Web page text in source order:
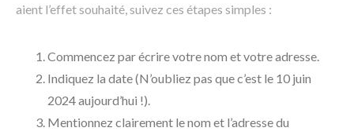
aient l’effet souhaité, suivez ces étapes simples :
Commencez par écrire votre nom et votre adresse.
Indiquez la date (N’oubliez pas que c’est le 10 juin
2024 aujourd’hui !).
Mentionnez clairement le nom et l’adresse du